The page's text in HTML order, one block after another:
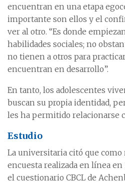
encuentran en una etapa
importante son ellos y el
ver al otro. “Es donde
habilidades sociales; no
no tienen a otros para
encuentran en desarrollo”.
En tanto, los adolescentes
buscan su propia identidad,
les ha permitido relacionarse
Estudio
La universitaria citó que como
encuesta realizada en línea
el cuestionario CBCL de